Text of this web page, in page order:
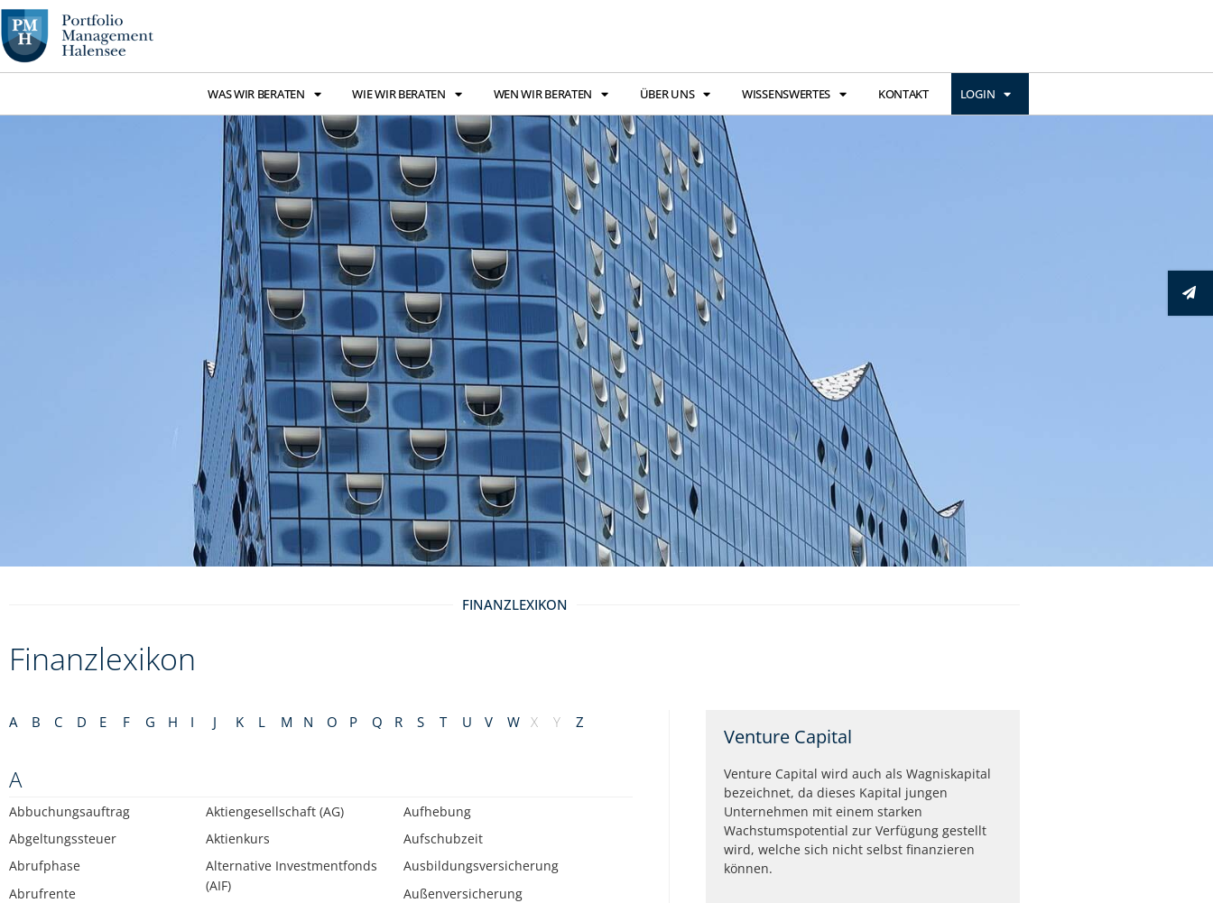
WAS WIR BERATEN WIE WIR BERATEN WEN WIR BERATEN ÜBER UNS WISSENSWERTES KONTAKT LOGIN
FINANZLEXIKON
Finanzlexikon
A B C D E F G H I J K L M N O P Q R S T U V W X Y Z
A
Abbuchungsauftrag
Abgeltungssteuer
Abrufphase
Abrufrente
Aktiengesellschaft (AG)
Aktienkurs
Alternative Investmentfonds
(AIF)
Aufhebung
Aufschubzeit
Ausbildungsversicherung
Außenversicherung
Venture Capital
Venture Capital wird auch als Wagniskapital
bezeichnet, da dieses Kapital jungen
Unternehmen mit einem starken
Wachstumspotential zur Verfügung gestellt
wird, welche sich nicht selbst finanzieren
können.